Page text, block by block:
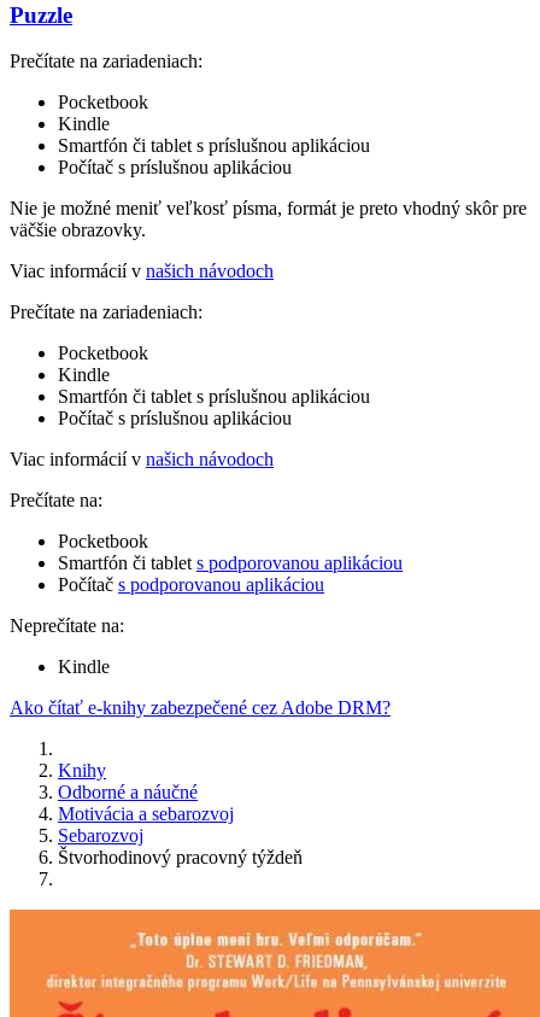
Puzzle
Prečítate na zariadeniach:
Pocketbook
Kindle
Smartfón či tablet s príslušnou aplikáciou
Počítač s príslušnou aplikáciou
Nie je možné meniť veľkosť písma, formát je preto vhodný skôr pre
väčšie obrazovky.
Viac informácií v našich návodoch
Prečítate na zariadeniach:
Pocketbook
Kindle
Smartfón či tablet s príslušnou aplikáciou
Počítač s príslušnou aplikáciou
Viac informácií v našich návodoch
Prečítate na:
Pocketbook
Smartfón či tablet s podporovanou aplikáciou
Počítač s podporovanou aplikáciou
Neprečítate na:
Kindle
Ako čítať e-knihy zabezpečené cez Adobe DRM?
Knihy
Odborné a náučné
Motivácia a sebarozvoj
Sebarozvoj
Štvorhodinový pracovný týždeň